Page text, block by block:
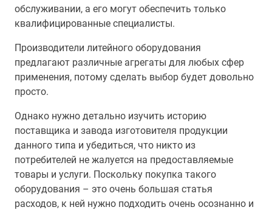
обслуживании, а его могут обеспечить только
квалифицированные специалисты.
Производители литейного оборудования
предлагают различные агрегаты для любых сфер
применения, потому сделать выбор будет довольно
просто.
Однако нужно детально изучить историю
поставщика и завода изготовителя продукции
данного типа и убедиться, что никто из
потребителей не жалуется на предоставляемые
товары и услуги. Поскольку покупка такого
оборудования – это очень большая статья
расходов, к ней нужно подходить очень осознанно и